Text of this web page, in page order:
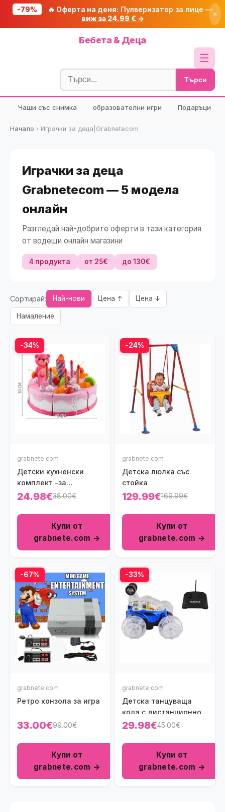
-79% 🔥 Оферта на деня: Пулверизатор за лице —
виж за 24.99 € →
×
Бебета & Деца
☰
Блог
🧮 Калкулатори
🔍 Намери продукт
🎁 Подарък
Търси
Чаши със снимка образователни игри Подаръци
Начало › Играчки за деца|Grabnetecom
Играчки за деца
Grabnetecom — 5 модела
онлайн
Разгледай най-добрите оферти в тази категория
от водещи онлайн магазини
4 продукта от 25€ до 130€
Сортирай: Най-нови Цена ↑ Цена ↓
Намаление
-34%
grabnete.com
Детски кухненски
комплект –за
приготвяне на пай
24.98€38.00€
Купи от
grabnete.com →
-24%
grabnete.com
Детска люлка със
стойка
129.99€169.99€
Купи от
grabnete.com →
-67%
grabnete.com
Ретро конзола за игра
33.00€99.00€
Купи от
grabnete.com →
-33%
grabnete.com
Детска танцуваща
кола с дистанционно
управление
29.98€45.00€
Купи от
grabnete.com →